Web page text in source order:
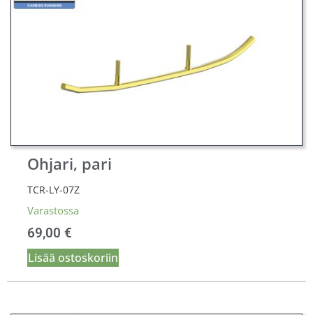
Ohjari, pari
TCR-LY-07Z
Varastossa
69,00 €
Lisää ostoskoriin